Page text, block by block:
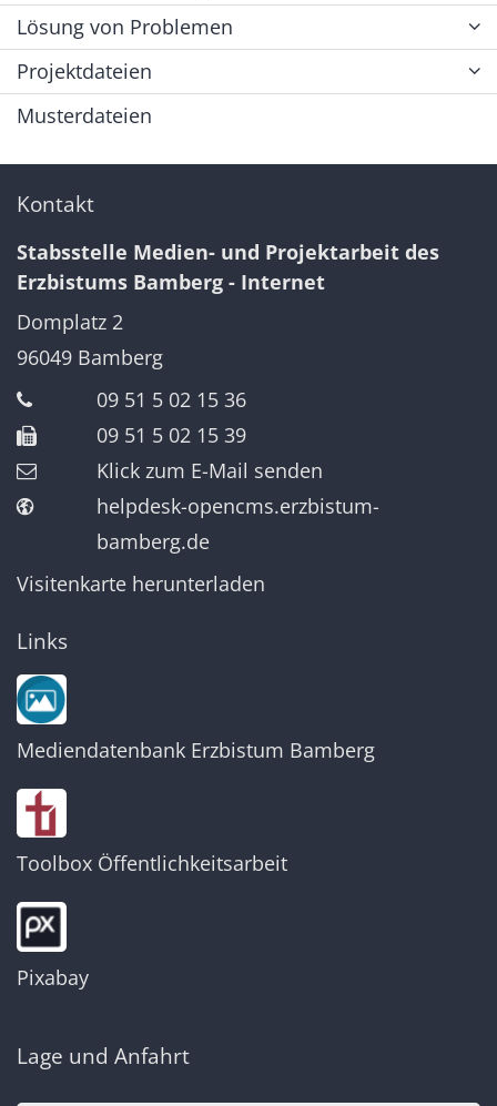
Lösung von Problemen
Projektdateien
Musterdateien
Kontakt
Stabsstelle Medien- und Projektarbeit des
Erzbistums Bamberg - Internet
Domplatz 2
96049 Bamberg
09 51 5 02 15 36
09 51 5 02 15 39
Klick zum E-Mail senden
helpdesk-opencms.erzbistum-
bamberg.de
Visitenkarte herunterladen
Links
Mediendatenbank Erzbistum Bamberg
Toolbox Öffentlichkeitsarbeit
Pixabay
Lage und Anfahrt